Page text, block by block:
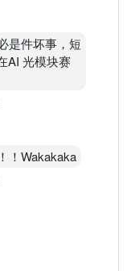
是件坏事，短
AI 光模块赛
！Wakakaka